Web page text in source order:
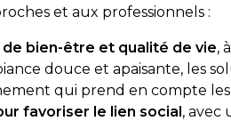
et aux professionnels :
bien-être et qualité de vie,
douce et apaisante, les
qui prend en compte les
favoriser le lien social, avec